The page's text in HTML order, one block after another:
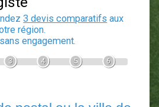
3 devis comparatifs